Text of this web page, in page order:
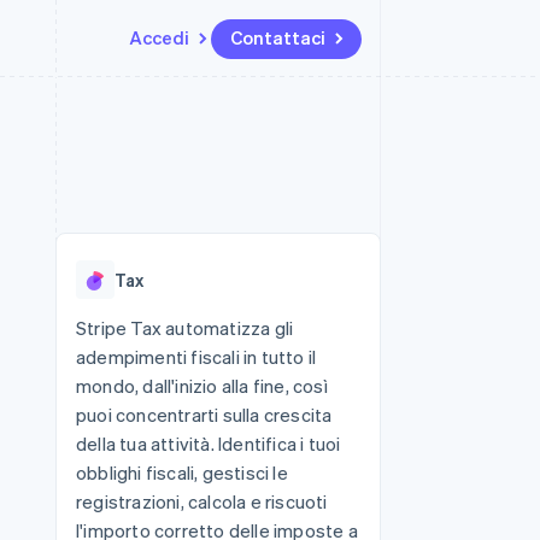
Accedi Contattaci
Radar
Costituzione di start-up
Climate
Rimozione del carbonio
Identity
Verifica online dell'identità
Stato dell'API
Tax
Stripe Tax automatizza gli
adempimenti fiscali in tutto il
mondo, dall'inizio alla fine, così
puoi concentrarti sulla crescita
della tua attività. Identifica i tuoi
obblighi fiscali, gestisci le
registrazioni, calcola e riscuoti
l'importo corretto delle imposte a